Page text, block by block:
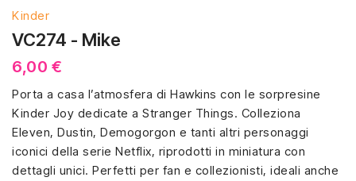
Kinder
VC274 - Mike
6,00 €
Porta a casa l’atmosfera di Hawkins con le sorpresine
Kinder Joy dedicate a Stranger Things. Colleziona
Eleven, Dustin, Demogorgon e tanti altri personaggi
iconici della serie Netflix, riprodotti in miniatura con
dettagli unici. Perfetti per fan e collezionisti, ideali anche